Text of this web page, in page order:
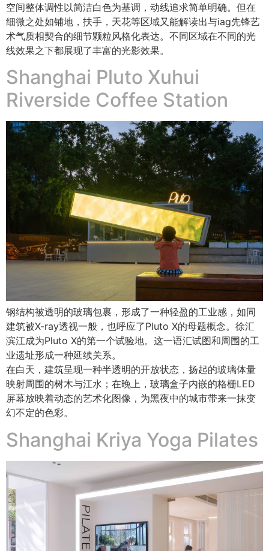
空间整体调性以简洁白色为基调，动线追求简单明确。但在
细微之处如铺地，扶手，天花等区域又能解读出与iag先锋艺
术气质相契合的细节颗粒风格化表达。不同区域在不同的光
线效果之下都展现了丰富的光影效果。
Shanghai Pluto Xuhui
Riverside Coffee Station
钢结构被透明的玻璃包裹，形成了一种轻盈的工业感，如同
建筑被X-ray透视一般，也呼应了Pluto X的母题概念。徐汇
滨江成为Pluto X的第一个试验地。这一语汇试图和周围的工
业遗址形成一种延续关系。
在白天，建筑呈现一种半透明的开放状态，扬起的玻璃体量
映射周围的树木与江水；在晚上，玻璃盒子内嵌的格栅LED
屏幕放映着动态的艺术化图像，为黑夜中的城市带来一抹变
幻不定的色彩。
Shanghai Kriya Yoga Pilates